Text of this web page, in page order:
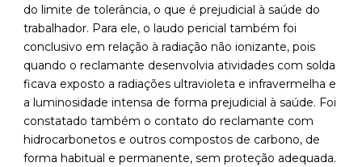
do limite de tolerância, o que é prejudicial à saúde do
trabalhador. Para ele, o laudo pericial também foi
conclusivo em relação à radiação não ionizante, pois
quando o reclamante desenvolvia atividades com solda
ficava exposto a radiações ultravioleta e infravermelha e
a luminosidade intensa de forma prejudicial à saúde. Foi
constatado também o contato do reclamante com
hidrocarbonetos e outros compostos de carbono, de
forma habitual e permanente, sem proteção adequada.